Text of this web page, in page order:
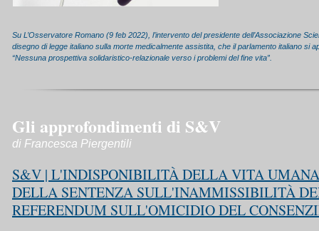
Su L’Osservatore Romano (9 feb 2022), l’intervento del presidente dell’Associazione
disegno di legge italiano sulla morte medicalmente assistita, che il parlamento italiano si
“Nessuna prospettiva solidaristico-relazionale verso i problemi del fine vita”.
Gli approfondimenti di S&V
di Francesca Piergentili
S&V | L'INDISPONIBILITÀ DELLA VITA
DELLA SENTENZA SULL'INAMMISSIBILITÀ
REFERENDUM SULL'OMICIDIO DEL